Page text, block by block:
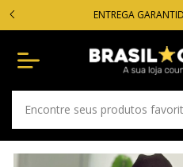
ENTREGA